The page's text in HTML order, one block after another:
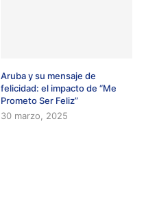
Aruba y su mensaje de
felicidad: el impacto de “Me
Prometo Ser Feliz”
30 marzo, 2025